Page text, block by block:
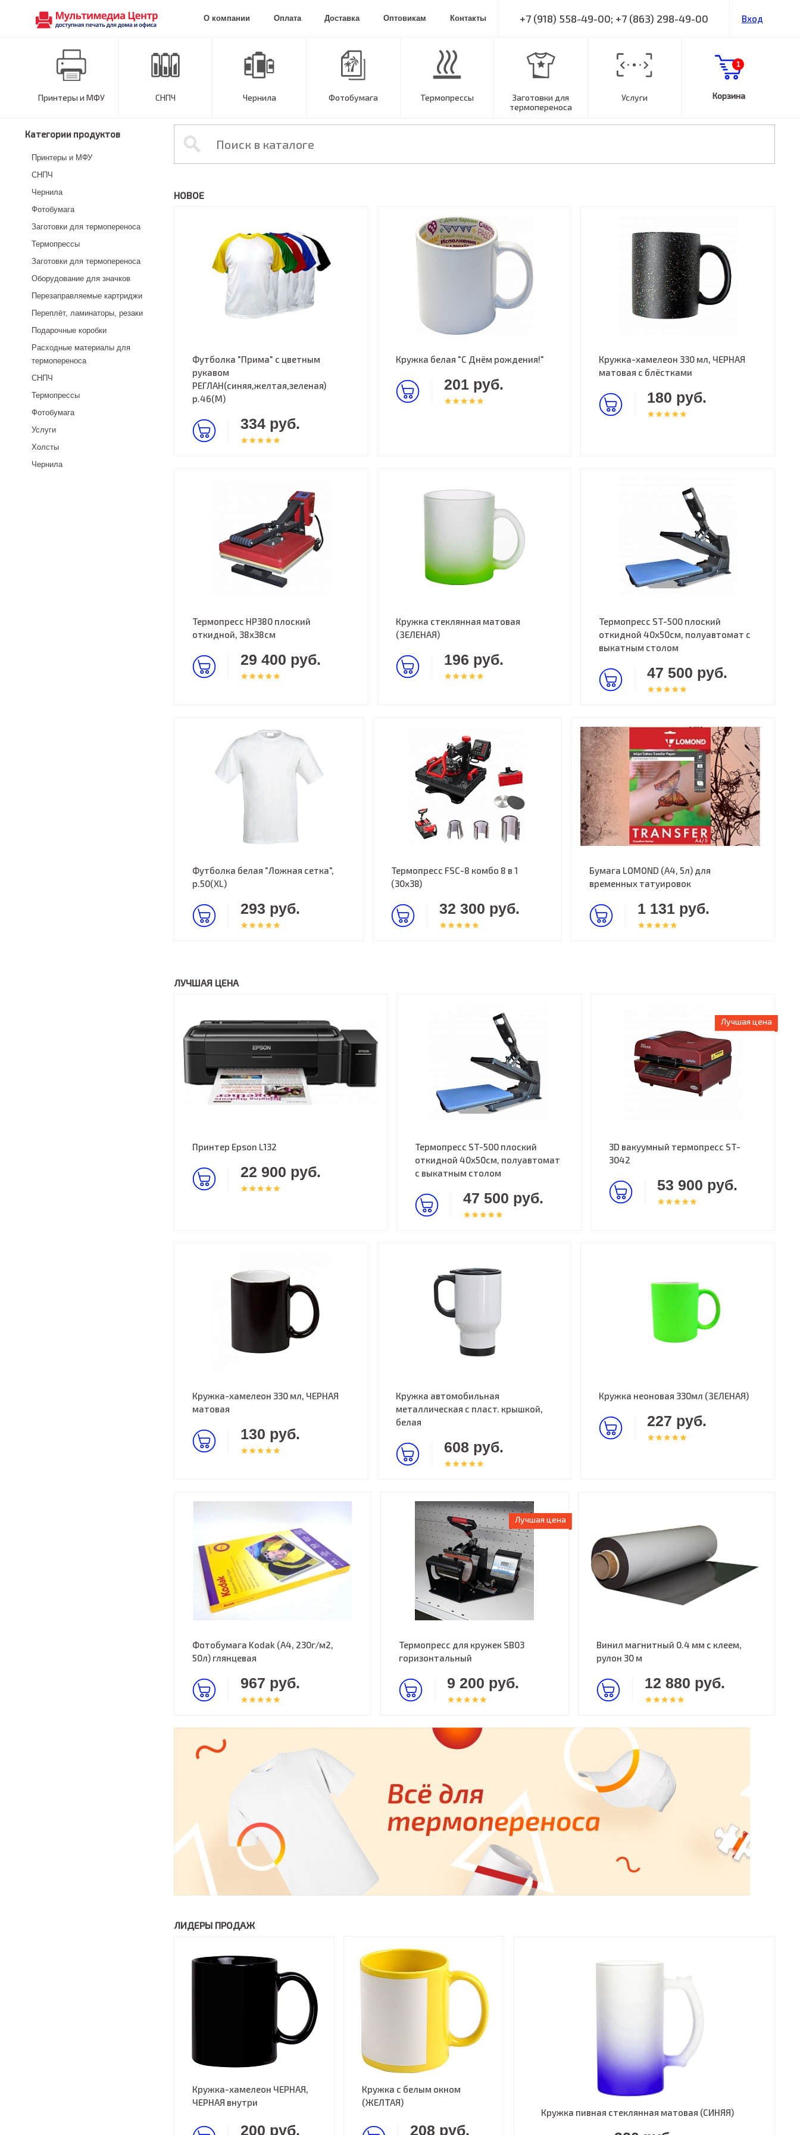
О компании Оплата Доставка Оптовикам Контакты +7 (918) 558-49-00; +7 (863) 298-49-00 Вход
Принтеры и МФУ СНПЧ Чернила Фотобумага Термопрессы
Заготовки для
термопереноса
Услуги Корзина
1
Категории продуктов
Принтеры и МФУ
СНПЧ
Чернила
Фотобумага
Заготовки для термопереноса
Термопрессы
Заготовки для термопереноса
Оборудование для значков
Перезаправляемые картриджи
Переплёт, ламинаторы, резаки
Подарочные коробки
Расходные материалы для
термопереноса
СНПЧ
Термопрессы
Фотобумага
Услуги
Холсты
Чернила
НОВОЕ
Футболка "Прима" с цветным
рукавом
РЕГЛАН(синяя,желтая,зеленая)
р.46(M)
334 руб.
Кружка белая "С Днём рождения!"
201 руб.
Кружка-хамелеон 330 мл, ЧЕРНАЯ
матовая с блёстками
180 руб.
Термопресс HP380 плоский
откидной, 38х38см
29 400 руб.
Кружка стеклянная матовая
(ЗЕЛЕНАЯ)
196 руб.
Термопресс ST-500 плоский
откидной 40х50см, полуавтомат с
выкатным столом
47 500 руб.
Футболка белая "Ложная сетка",
р.50(XL)
293 руб.
Термопресс FSC-8 комбо 8 в 1
(30х38)
32 300 руб.
Бумага LOMOND (A4, 5л) для
временных татуировок
1 131 руб.
ЛУЧШАЯ ЦЕНА
Принтер Epson L132
22 900 руб.
Термопресс ST-500 плоский
откидной 40х50см, полуавтомат
с выкатным столом
47 500 руб.
3D вакуумный термопресс ST-
3042
53 900 руб.
Лучшая цена
Кружка-хамелеон 330 мл, ЧЕРНАЯ
матовая
130 руб.
Кружка автомобильная
металлическая с пласт. крышкой,
белая
608 руб.
Кружка неоновая 330мл (ЗЕЛЕНАЯ)
227 руб.
Фотобумага Kodak (A4, 230г/м2,
50л) глянцевая
967 руб.
Термопресс для кружек SB03
горизонтальный
9 200 руб.
Лучшая цена
Винил магнитный 0.4 мм с клеем,
рулон 30 м
12 880 руб.
ЛИДЕРЫ ПРОДАЖ
Кружка-хамелеон ЧЕРНАЯ,
ЧЕРНАЯ внутри
200 руб.
Кружка с белым окном
(ЖЕЛТАЯ)
208 руб.
Кружка пивная стеклянная матовая (СИНЯЯ)